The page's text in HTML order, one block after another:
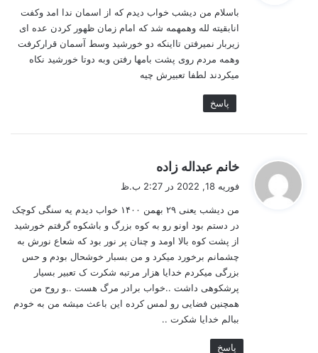
:
باسلام من دیشب خواب دیدم که از اسمان ندا امد وکفت
انابقیته لله وهمهمه شد که امام زمان ظهور کردن عده ای
زیربار نمیرفتن تااینکه دو خورشید وسط آسمان قرارکرفت
وهمه مردم روی پشت بامها رفتن وبه دوتا خورشید نکاه
میکردند لطفا تعبیرش چیه
پاسخ
خانم عبداله زاده
:
فوریه 18, 2022 در 2:27 ب.ظ
من دیشب یعنی ۲۹ بهمن ۱۴۰۰ خواب دیدم یه سنگی کوچک
در دستم بود اونو رو به کوه بزرگ و باشکوه گرفتم خورشید
از پشت کوه بالا اومد و چنان پر نور بود که شعاع نورش به
چشمانم برخورد میکرد و من بسبار خوشحال بودم و حس
بزرگی میکردم خدایا هزار مرتبه شکرت ک تعبیر بسیار
پرشکوهی داشت ..خواب برادر مرگ هست ..و روح من
همچنین فضایی رو لمس کرده این باعث میشه من به خودم
ببالم خدایا شکرت ..
پاسخ